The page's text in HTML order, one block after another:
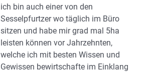
ich bin auch einer von den
Sesselpfurtzer wo täglich im Büro
sitzen und habe mir grad mal 5ha
leisten können vor Jahrzehnten,
welche ich mit besten Wissen und
Gewissen bewirtschafte im Einklang